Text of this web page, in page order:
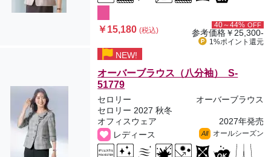
￥15,180(税込)
40～44% OFF
参考価格￥25,300-
1%ポイント 還元
NEW!
オーバーブラウス（八分袖） S-
51779
セロリー
オーバーブラウス
セロリー 2027 秋冬
オフィスウェア
2027年発売
レディース
All オールシーズン